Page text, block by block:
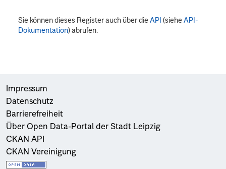
Sie können dieses Register auch über dieAPI (sieheAPI-
Dokumentation) abrufen.
Impressum
Datenschutz
Barrierefreiheit
Über Open Data-Portal der Stadt Leipzig
CKAN API
CKAN Vereinigung